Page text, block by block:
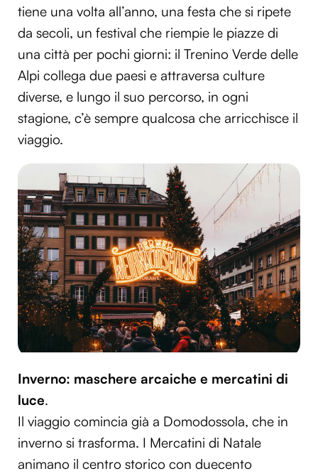
tiene una volta all’anno, una festa che si ripete
da secoli, un festival che riempie le piazze di
una città per pochi giorni: il Trenino Verde delle
Alpi collega due paesi e attraversa culture
diverse, e lungo il suo percorso, in ogni
stagione, c’è sempre qualcosa che arricchisce il
viaggio.
Inverno: maschere arcaiche e mercatini di
luce.
Il viaggio comincia già a Domodossola, che in
inverno si trasforma. I Mercatini di Natale
animano il centro storico con duecento